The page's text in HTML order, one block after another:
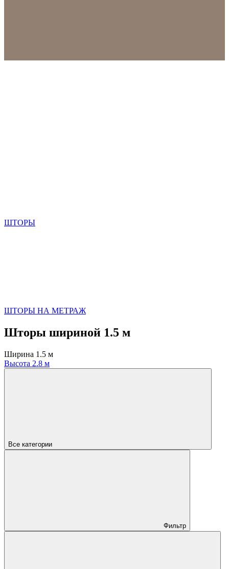
ШТОРЫ
ШТОРЫ НА МЕТРАЖ
Шторы шириной 1.5 м
Ширина 1.5 м
Высота 2.8 м
Все категории
Фильтр